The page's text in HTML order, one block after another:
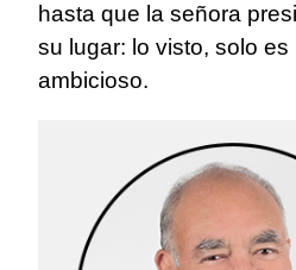
hasta que la señora
su lugar: lo visto, solo es
ambicioso.